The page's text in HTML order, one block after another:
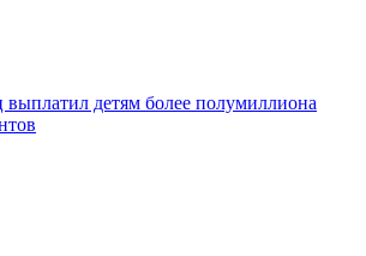
выплатил детям более полумиллиона